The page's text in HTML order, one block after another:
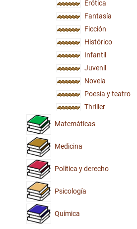
Erótica
Fantasía
Ficción
Histórico
Infantil
Juvenil
Novela
Poesía y teatro
Thriller
Matemáticas
Medicina
Política y derecho
Psicología
Química